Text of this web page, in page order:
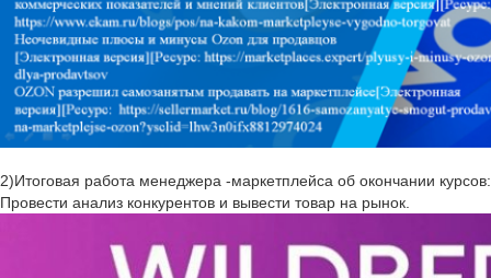
2)Итоговая работа менеджера -маркетплейса об окончании курсов:
Провести анализ конкурентов и вывести товар на рынок.